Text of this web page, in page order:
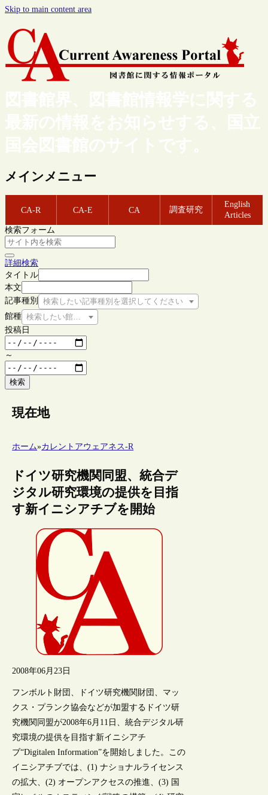
Skip to main content area
図書館界、図書館情報学に関する
最新の情報をお知らせする、国立
国会図書館のサイトです。
メインメニュー
CA-R CA-E CA 調査研究
English
Articles
検索フォーム
詳細検索
タイトル
本文
記事種別
検索したい記事種別を選択してください
館種 検索したい館種を選択してください
投稿日
～
検索
現在地
ホーム»カレントアウェアネス-R
ドイツ研究機関同盟、統合デ
ジタル研究環境の提供を目指
す新イニシアチブを開始
2008年06月23日
フンボルト財団、ドイツ研究機関財団、マッ
クス・プランク協会などが加盟するドイツ研
究機関同盟が2008年6月11日、統合デジタル研
究環境の提供を目指す新イニシアチ
ブ“Digitalen Information”を開始しました。この
イニシアチブでは、(1) ナショナルライセンス
の拡大、(2) オープンアクセスの推進、(3) 国